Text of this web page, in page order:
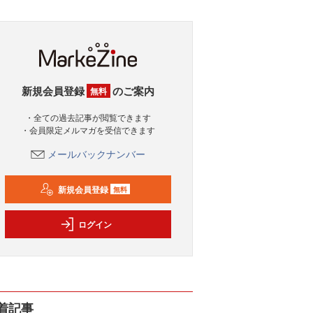
新規会員登録 無料 のご案内
・全ての過去記事が閲覧できます
・会員限定メルマガを受信できます
メールバックナンバー
新規会員登録 無料
ログイン
記事